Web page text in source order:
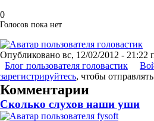
0
Голосов пока нет
Опубликовано вс, 12/02/2012 - 21:22
Блог пользователя головастик
зарегистрируйтесь, чтобы
Комментарии
Сколько слухов наши уши